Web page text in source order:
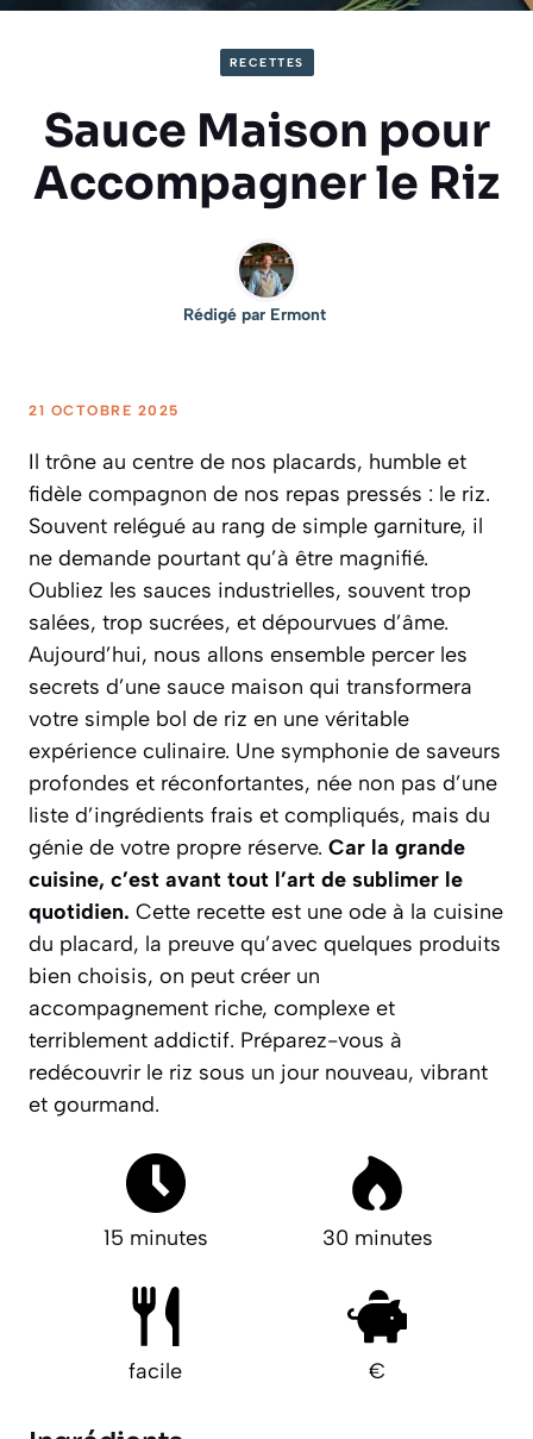
RECETTES
Sauce Maison pour
Accompagner le Riz
Rédigé par Ermont
21 OCTOBRE 2025
Il trône au centre de nos placards, humble et
fidèle compagnon de nos repas pressés : le riz.
Souvent relégué au rang de simple garniture, il
ne demande pourtant qu’à être magnifié.
Oubliez les sauces industrielles, souvent trop
salées, trop sucrées, et dépourvues d’âme.
Aujourd’hui, nous allons ensemble percer les
secrets d’une sauce maison qui transformera
votre simple bol de riz en une véritable
expérience culinaire. Une symphonie de saveurs
profondes et réconfortantes, née non pas d’une
liste d’ingrédients frais et compliqués, mais du
génie de votre propre réserve. Car la grande
cuisine, c’est avant tout l’art de sublimer le
quotidien. Cette recette est une ode à la cuisine
du placard, la preuve qu’avec quelques produits
bien choisis, on peut créer un
accompagnement riche, complexe et
terriblement addictif. Préparez-vous à
redécouvrir le riz sous un jour nouveau, vibrant
et gourmand.
15 minutes 30 minutes
facile €